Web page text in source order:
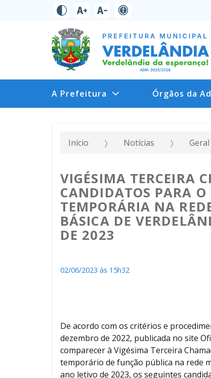
A Prefeitura Órgãos da
Início Notícias Geral
VIGÉSIMA TERCEIRA
CANDIDATOS PARA O
TEMPORÁRIA NA
BÁSICA DE
DE 2023
02/06/2023 às 15h32
De acordo com os critérios e
dezembro de 2022, publicada no site
comparecer à Vigésima Terceira
temporário de função pública na rede
ano letivo de 2023, os seguintes